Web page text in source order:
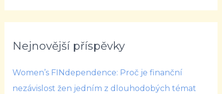
Nejnovější příspěvky
Women’s FINdependence: Proč je finanční
nezávislost žen jedním z dlouhodobých témat